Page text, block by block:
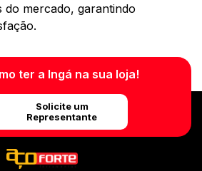
do mercado, garantindo
ter a Ingá na sua loja!
Solicite um
Representante